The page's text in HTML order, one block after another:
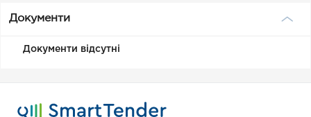
Документи
Документи відсутні